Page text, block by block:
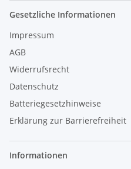
Gesetzliche Informationen
Impressum
AGB
Widerrufsrecht
Datenschutz
Batteriegesetzhinweise
Erklärung zur Barrierefreiheit
Informationen